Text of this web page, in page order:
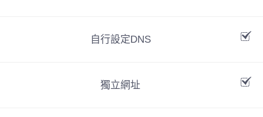
自行設定DNS
獨立網址